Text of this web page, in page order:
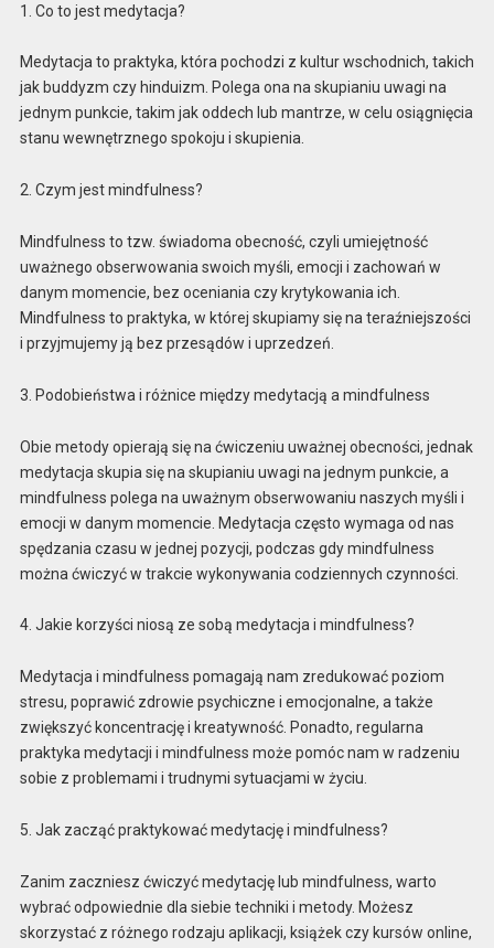
1. Co to jest medytacja?
Medytacja to praktyka, która pochodzi z kultur wschodnich, takich
jak buddyzm czy hinduizm. Polega ona na skupianiu uwagi na
jednym punkcie, takim jak oddech lub mantrze, w celu osiągnięcia
stanu wewnętrznego spokoju i skupienia.
2. Czym jest mindfulness?
Mindfulness to tzw. świadoma obecność, czyli umiejętność
uważnego obserwowania swoich myśli, emocji i zachowań w
danym momencie, bez oceniania czy krytykowania ich.
Mindfulness to praktyka, w której skupiamy się na teraźniejszości
i przyjmujemy ją bez przesądów i uprzedzeń.
3. Podobieństwa i różnice między medytacją a mindfulness
Obie metody opierają się na ćwiczeniu uważnej obecności, jednak
medytacja skupia się na skupianiu uwagi na jednym punkcie, a
mindfulness polega na uważnym obserwowaniu naszych myśli i
emocji w danym momencie. Medytacja często wymaga od nas
spędzania czasu w jednej pozycji, podczas gdy mindfulness
można ćwiczyć w trakcie wykonywania codziennych czynności.
4. Jakie korzyści niosą ze sobą medytacja i mindfulness?
Medytacja i mindfulness pomagają nam zredukować poziom
stresu, poprawić zdrowie psychiczne i emocjonalne, a także
zwiększyć koncentrację i kreatywność. Ponadto, regularna
praktyka medytacji i mindfulness może pomóc nam w radzeniu
sobie z problemami i trudnymi sytuacjami w życiu.
5. Jak zacząć praktykować medytację i mindfulness?
Zanim zaczniesz ćwiczyć medytację lub mindfulness, warto
wybrać odpowiednie dla siebie techniki i metody. Możesz
skorzystać z różnego rodzaju aplikacji, książek czy kursów online,